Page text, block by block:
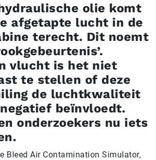
olie komt
afgetapte lucht in de
terecht. Dit noemt
vlucht is het niet
te stellen of deze
de luchtkwaliteit
beïnvloedt.
onderzoekers nu iets
Bleed Air Contamination Simulator,